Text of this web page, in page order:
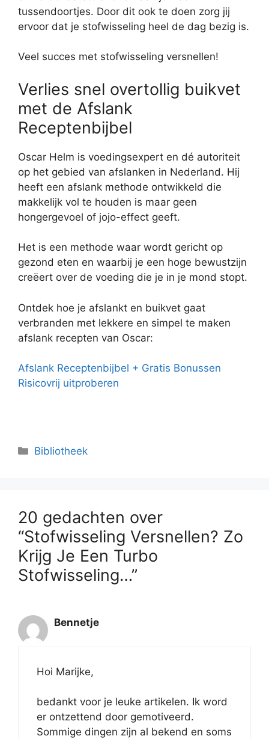
tussendoortjes. Door dit ook te doen zorg jij
ervoor dat je stofwisseling heel de dag bezig is.
Veel succes met stofwisseling versnellen!
Verlies snel overtollig buikvet
met de Afslank
Receptenbijbel
Oscar Helm is voedingsexpert en dé autoriteit
op het gebied van afslanken in Nederland. Hij
heeft een afslank methode ontwikkeld die
makkelijk vol te houden is maar geen
hongergevoel of jojo-effect geeft.
Het is een methode waar wordt gericht op
gezond eten en waarbij je een hoge bewustzijn
creëert over de voeding die je in je mond stopt.
Ontdek hoe je afslankt en buikvet gaat
verbranden met lekkere en simpel te maken
afslank recepten van Oscar:
Afslank Receptenbijbel + Gratis Bonussen
Risicovrij uitproberen
Categorieën
Bibliotheek
20 gedachten over
“Stofwisseling Versnellen? Zo
Krijg Je Een Turbo
Stofwisseling…”
Bennetje
Hoi Marijke,
bedankt voor je leuke artikelen. Ik word
er ontzettend door gemotiveerd.
Sommige dingen zijn al bekend en soms